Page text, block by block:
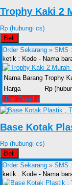
Trophy Kaki 2
Rp (hubungi cs)
Beli
Order Sekarang » SMS :
ketik : Kode - Nama
Nama Barang Trophy
Harga
Rp
Lihat Detail »
Base Kotak
Rp (hubungi cs)
Beli
Order Sekarang » SMS :
ketik : Kode - Nama